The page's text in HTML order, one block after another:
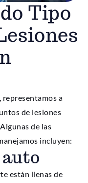
Tipo
representamos a
de lesiones
de las
incluyen:
están llenas de